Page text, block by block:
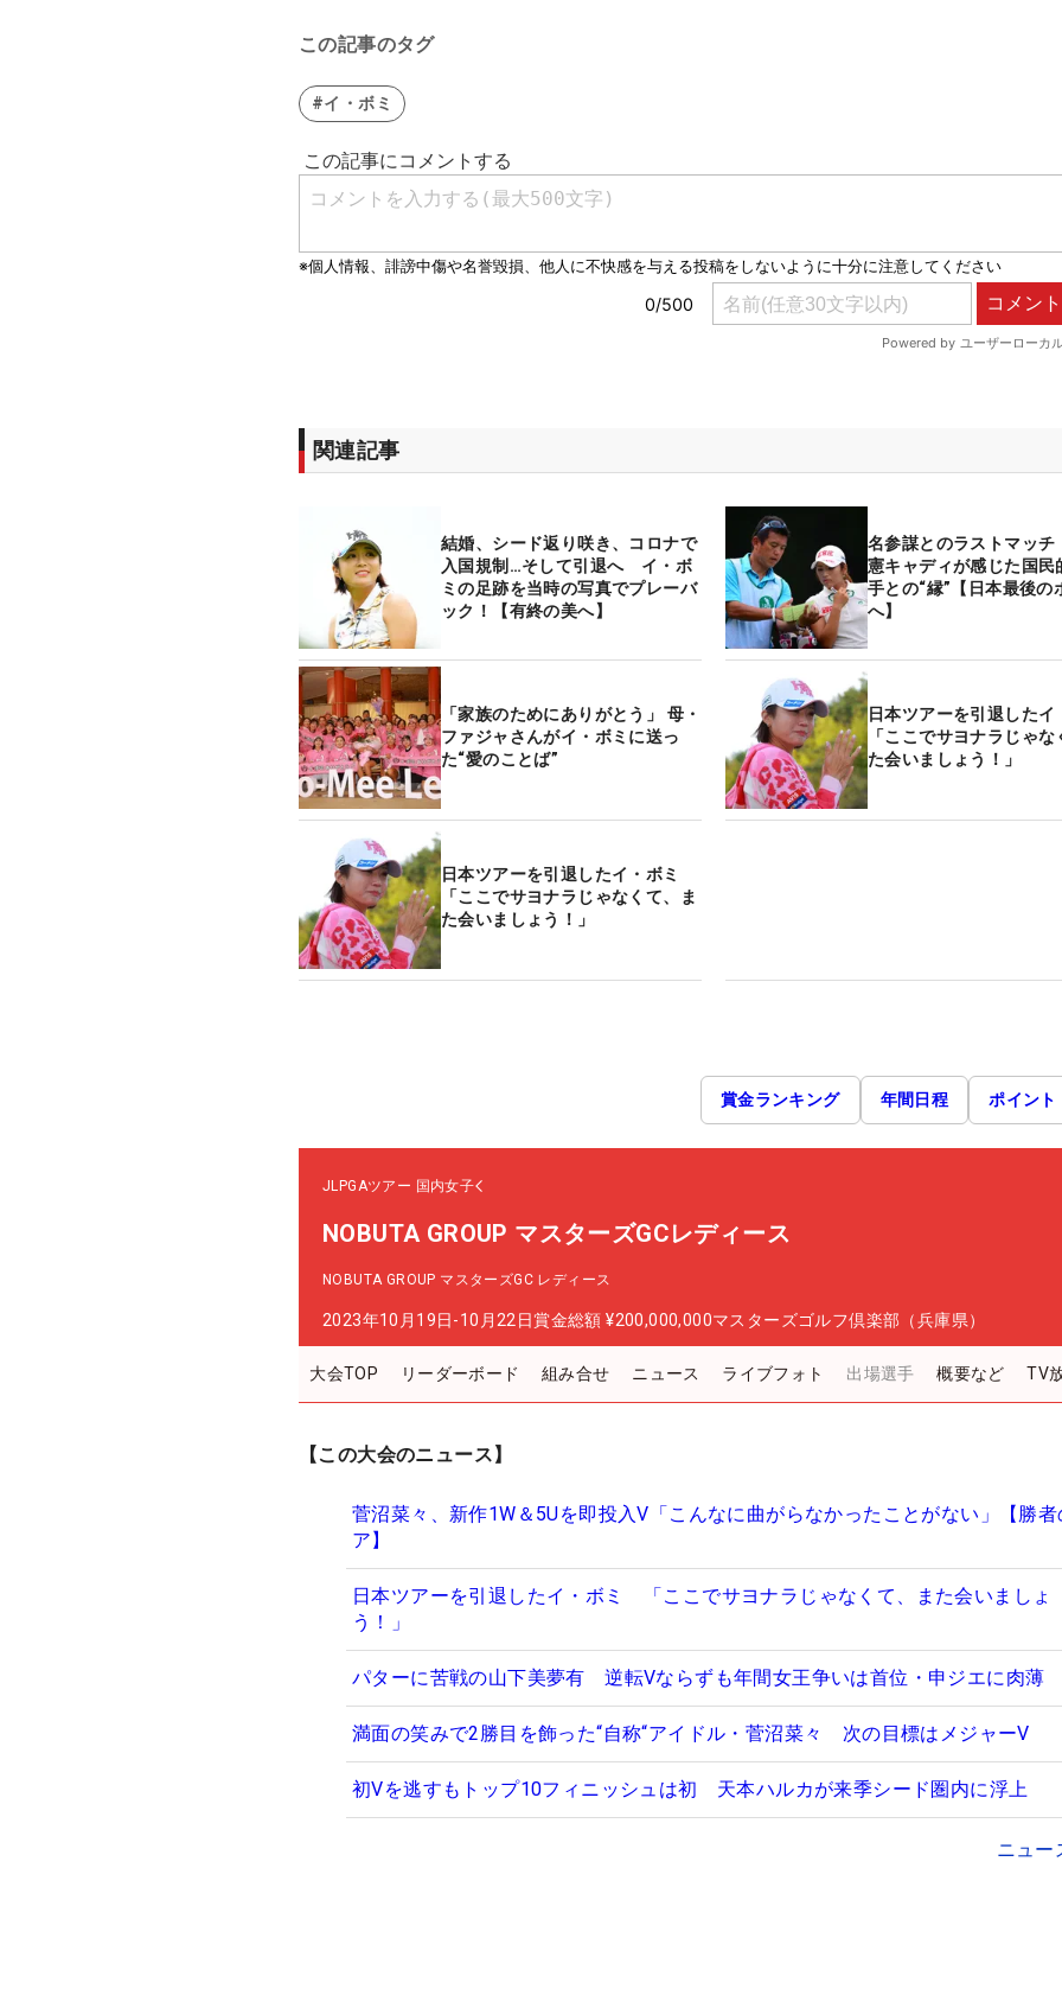
この記事のタグ
#イ・ボミ
関連記事
結婚、シード返り咲き、コロナで
入国規制…そして引退へ イ・ボ
ミの足跡を当時の写真でプレーバ
ック！【有終の美へ】
名参謀とのラストマッ
憲キャディが感じた国民
手との“縁”【日本最後の
へ】
「家族のためにありがとう」 母・
ファジャさんがイ・ボミに送っ
た“愛のことば”
日本ツアーを引退した
「ここでサヨナラじゃ
た会いましょう！」
日本ツアーを引退したイ・ボミ
「ここでサヨナラじゃなくて、ま
た会いましょう！」
賞金ランキング 年間日程 ポイント
JLPGAツアー 国内女子
NOBUTA GROUP マスターズGCレディース
NOBUTA GROUP マスターズGC レディース
2023年10月19日-10月22日賞金総額 ¥200,000,000マスターズゴルフ倶楽部（兵庫県）
大会TOP リーダーボード 組み合せ ニュース ライブフォト 出場選手 概要など TV
【この大会のニュース】
菅沼菜々、新作1W＆5Uを即投入V「こんなに曲がらなかったことがない」【勝者
ア】
日本ツアーを引退したイ・ボミ 「ここでサヨナラじゃなくて、また会いましょ
う！」
パターに苦戦の山下美夢有 逆転Vならずも年間女王争いは首位・申ジエに肉薄
満面の笑みで2勝目を飾った“自称“アイドル・菅沼菜々 次の目標はメジャーV
初Vを逃すもトップ10フィニッシュは初 天本ハルカが来季シード圏内に浮上
ニュー